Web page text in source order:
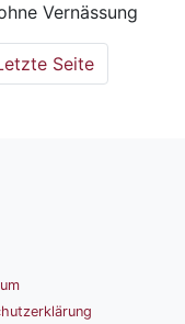
Vernässung
Seite